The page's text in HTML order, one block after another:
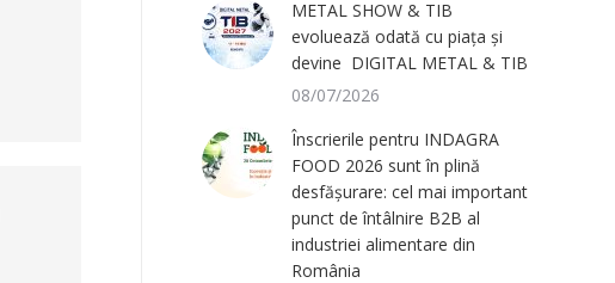
METAL SHOW & TIB
evoluează odată cu piața și
devine DIGITAL METAL & TIB
08/07/2026
Înscrierile pentru INDAGRA
FOOD 2026 sunt în plină
desfășurare: cel mai important
punct de întâlnire B2B al
industriei alimentare din
România